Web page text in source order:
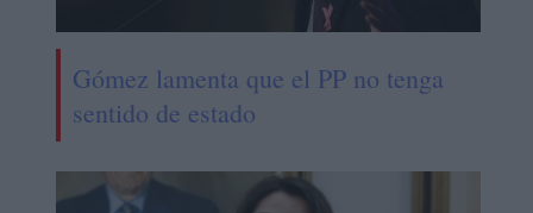
Gómez lamenta que el PP no tenga
sentido de estado